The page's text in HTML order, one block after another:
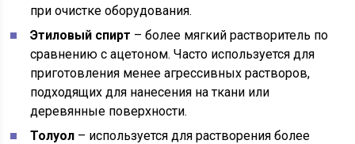
при очистке оборудования.
Этиловый спирт – более мягкий растворитель по
сравнению с ацетоном. Часто используется для
приготовления менее агрессивных растворов,
подходящих для нанесения на ткани или
деревянные поверхности.
Толуол – используется для растворения более